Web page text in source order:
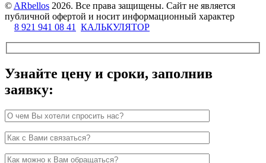
©ARbellos 2026. Все права защищены. Сайт не является
публичной офертой и носит информационный характер
8 921 941 08 41 КАЛЬКУЛЯТОР
Узнайте цену и сроки, заполнив
заявку: